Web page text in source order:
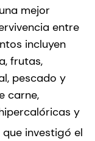
mejor
entre
incluyen
frutas,
pescado y
carne,
y
investigó el